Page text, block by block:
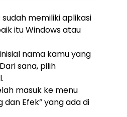
memiliki aplikasi
itu Windows atau
nama kamu yang
sana, pilih
masuk ke menu
dan Efek” yang ada di